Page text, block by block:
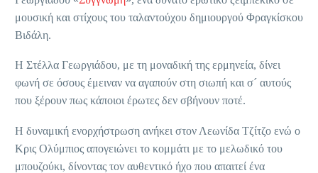
μουσική και στίχους του ταλαντούχου δημιουργού Φραγκίσκου
Βιδάλη.
Η Στέλλα Γεωργιάδου, με τη μοναδική της ερμηνεία, δίνει
φωνή σε όσους έμειναν να αγαπούν στη σιωπή και σ´ αυτούς
που ξέρουν πως κάποιοι έρωτες δεν σβήνουν ποτέ.
Η δυναμική ενορχήστρωση ανήκει στον Λεωνίδα Τζίτζο ενώ ο
Κρις Ολύμπιος απογειώνει το κομμάτι με το μελωδικό του
μπουζούκι, δίνοντας τον αυθεντικό ήχο που απαιτεί ένα